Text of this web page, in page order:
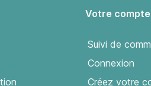
Votre compte
Suivi de
Connexion
Créez votre